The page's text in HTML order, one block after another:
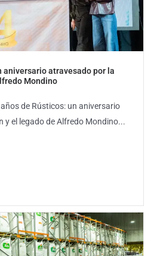
aniversario atravesado por la
Mondino
de Rústicos: un aniversario
y el legado de Alfredo Mondino...